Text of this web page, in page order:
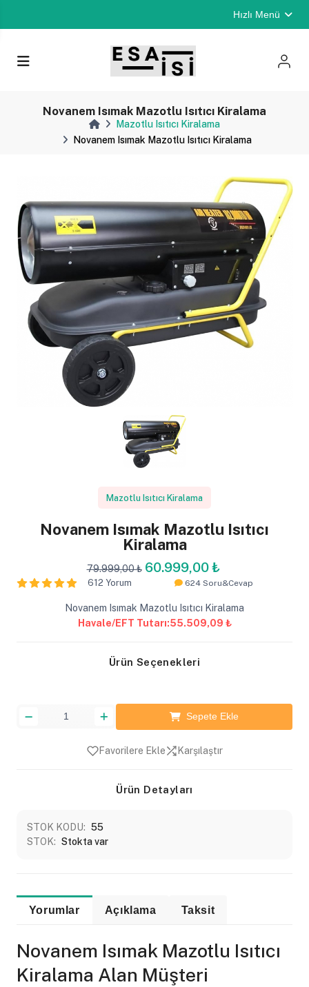
Hızlı Menü
Novanem Isımak Mazotlu Isıtıcı Kiralama
Mazotlu Isıtıcı Kiralama
Novanem Isımak Mazotlu Isıtıcı Kiralama
Mazotlu Isıtıcı Kiralama
Novanem Isımak Mazotlu Isıtıcı
Kiralama
79.999,00 ₺ 60.999,00 ₺
612 Yorum 624 Soru&Cevap
Novanem Isımak Mazotlu Isıtıcı Kiralama
Havale/EFT Tutarı:55.509,09 ₺
Ürün Seçenekleri
Sepete Ekle
Favorilere Ekle Karşılaştır
Ürün Detayları
STOK KODU: 55
STOK: Stokta var
Yorumlar Açıklama Taksit
Novanem Isımak Mazotlu Isıtıcı
Kiralama Alan Müşteri